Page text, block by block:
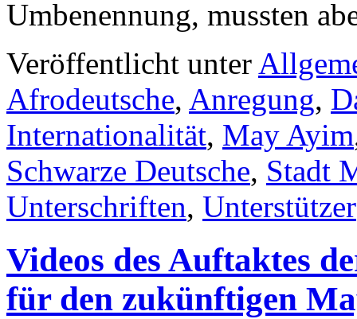
Umbenennung, mussten
Veröffentlicht unter
Afrodeutsche, Anregung,
Internationalität, May Ayim
Schwarze Deutsche, Stadt
Unterschriften, Unterstützer
Videos des Auftaktes
für den zukünftigen